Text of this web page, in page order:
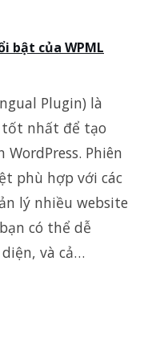
bật của WPML
Plugin) là
nhất để tạo
Phiên
phù hợp với các
lý nhiều website
có thể dễ
và cả…